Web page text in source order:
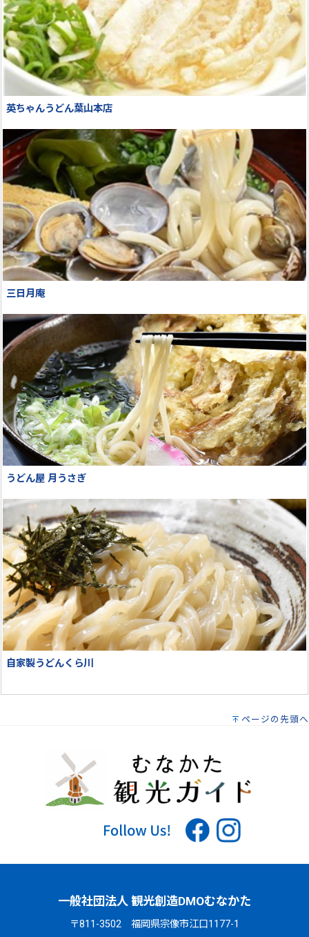
英ちゃんうどん葉山本店
三日月庵
うどん屋 月うさぎ
自家製うどんくら川
ページの先頭へ
一般社団法人 観光創造DMOむなかた
〒811-3502 福岡県宗像市江口1177-1